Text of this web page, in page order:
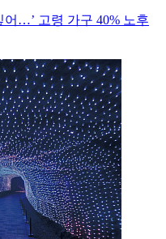
어…’ 고령 가구 40% 노후